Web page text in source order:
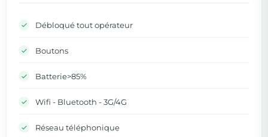
Débloqué tout opérateur
Boutons
Batterie>85%
Wifi - Bluetooth - 3G/4G
Réseau téléphonique